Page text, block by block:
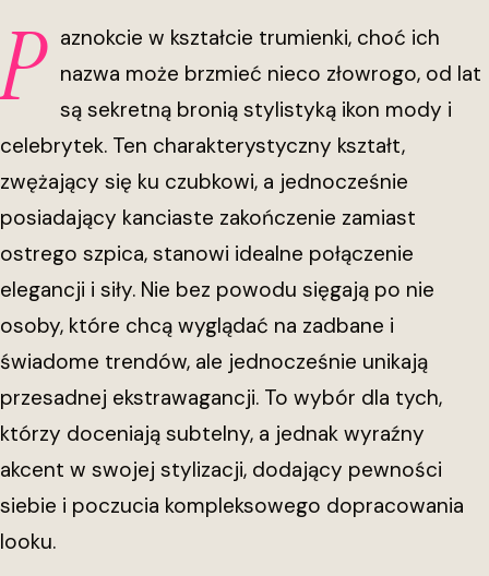
P
aznokcie w kształcie trumienki, choć ich
nazwa może brzmieć nieco złowrogo, od lat
są sekretną bronią stylistyką ikon mody i
celebrytek. Ten charakterystyczny kształt,
zwężający się ku czubkowi, a jednocześnie
posiadający kanciaste zakończenie zamiast
ostrego szpica, stanowi idealne połączenie
elegancji i siły. Nie bez powodu sięgają po nie
osoby, które chcą wyglądać na zadbane i
świadome trendów, ale jednocześnie unikają
przesadnej ekstrawagancji. To wybór dla tych,
którzy doceniają subtelny, a jednak wyraźny
akcent w swojej stylizacji, dodający pewności
siebie i poczucia kompleksowego dopracowania
looku.